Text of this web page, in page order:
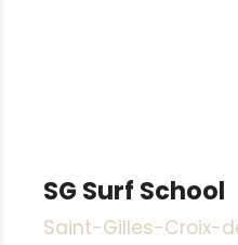
SG Surf School
Saint-Gilles-Croix-